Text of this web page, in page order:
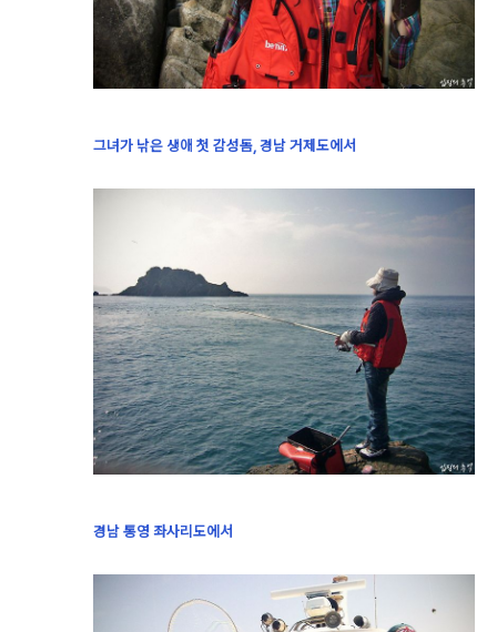
그녀가 낚은 생애 첫 감성돔, 경남 거제도에서
경남 통영 좌사리도에서